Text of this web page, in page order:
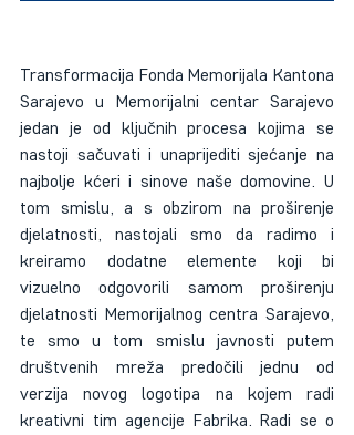
Transformacija Fonda Memorijala Kantona
Sarajevo u Memorijalni centar Sarajevo
jedan je od ključnih procesa kojima se
nastoji sačuvati i unaprijediti sjećanje na
najbolje kćeri i sinove naše domovine. U
tom smislu, a s obzirom na proširenje
djelatnosti, nastojali smo da radimo i
kreiramo dodatne elemente koji bi
vizuelno odgovorili samom proširenju
djelatnosti Memorijalnog centra Sarajevo,
te smo u tom smislu javnosti putem
društvenih mreža predočili jednu od
verzija novog logotipa na kojem radi
kreativni tim agencije Fabrika. Radi se o